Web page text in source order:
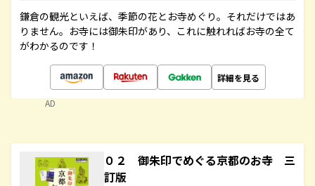
鎌倉の観光といえば、季節の花とお寺めぐり。それだけではあ
りません。お寺には御朱印があり、これに触れればお寺の全て
がわかるのです！
詳細を見る
AD
０２ 御朱印でめぐる京都のお寺 三
訂版